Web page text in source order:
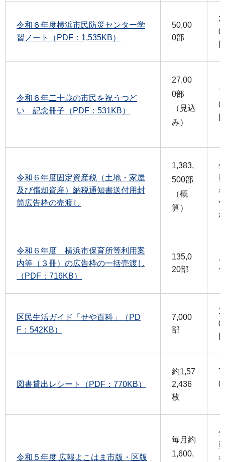
令和６年度横浜市民防災センター学
習ノート（PDF：1,535KB）
50,00
0部
令和６年二十歳の市民を祝うつど
い 記念冊子（PDF：531KB）
27,00
0部
（見込
み）
令和６年度固定資産税（土地・家屋
及び償却資産）納税通知書送付用封
筒広告枠の売渡し
1,383,
500部
（概
算）
令和６年度 横浜市保育所等利用案
内等（３冊）の広告枠の一括売渡し
（PDF：716KB）
135,0
20部
区民生活ガイド「せや百科」（PD
F：542KB）
7,000
部
図書貸出レシート（PDF：770KB）
約1,57
2,436
枚
0
令和５年度 広報よこはま市版・区版
毎月約
1,600,